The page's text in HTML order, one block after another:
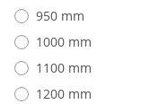
950 mm
1000 mm
1100 mm
1200 mm